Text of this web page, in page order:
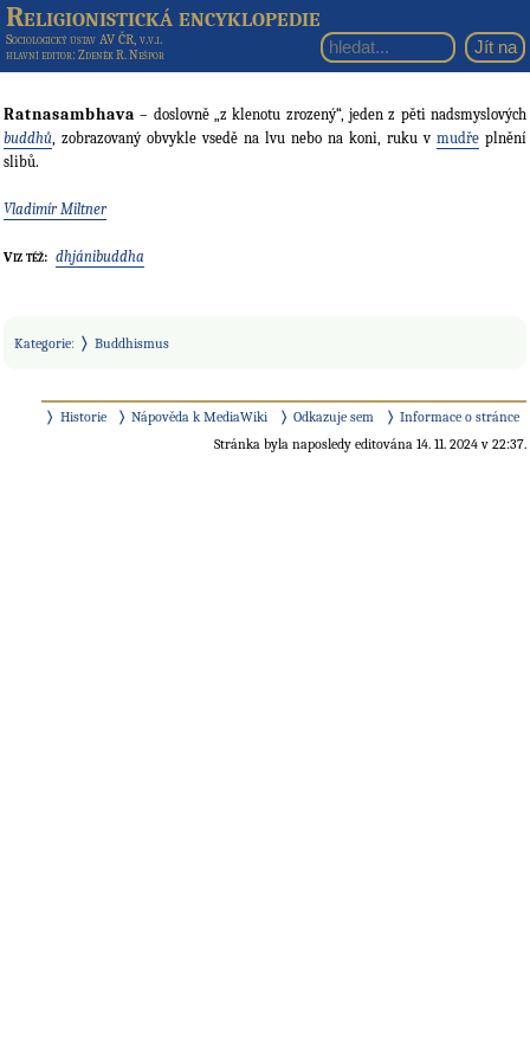
Religionistická encyklopedie
Sociologický ústav AV ČR, v.v.i.
hlavní editor: Zdeněk R. Nešpor
Ratnasambhava – doslovně „z klenotu zrozený“, jeden z pěti nadsmyslových
buddhů, zobrazovaný obvykle vsedě na lvu nebo na koni, ruku v mudře plnění
slibů.
Vladimír Miltner
Viz též: dhjánibuddha
Kategorie: Buddhismus
Historie Nápověda k MediaWiki Odkazuje sem
Informace o stránce
Stránka byla naposledy editována 14. 11. 2024 v 22:37.